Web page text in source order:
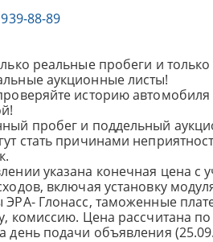
88-89
реальные пробеги и только
аукционные листы!
историю
пробег и поддельный
стать причинами
указана конечная цена с
включая установку
ЭРА- Глонасс, таможенные
комиссию. Цена рассчитана
день подачи объявления